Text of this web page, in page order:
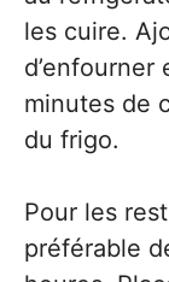
les cuire.
minutes de
du frigo.
Pour les
préférable